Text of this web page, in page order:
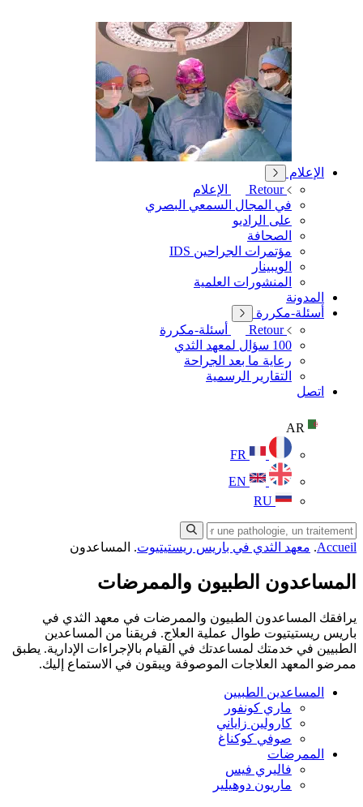
الإعلام
Retour
الإعلام
في المجال السمعي البصري
على الراديو
الصحافة
مؤتمرات الجراحين IDS
الويبينار
المنشورات العلمية
المدونة
أسئلة-مكررة
Retour
أسئلة-مكررة
100 سؤال لمعهد الثدي
رعاية ما بعد الجراحة
التقارير الرسمية
اتصل
AR
FR
EN
RU
Accueil
. معهد الثدي في باريس ريستيتيوت. المساعدون
المساعدون الطبيون والممرضات
يرافقك المساعدون الطبيون والممرضات في معهد الثدي في
باريس ريستيتيوت طوال عملية العلاج. فريقنا من المساعدين
الطبيين في خدمتك لمساعدتك في القيام بالإجراءات الإدارية. يطبق
ممرضو المعهد العلاجات الموصوفة ويبقون في الاستماع إليك.
المساعدين الطبيين
ماري كونفور
كارولين زاياني
صوفي كوكناغ
الممرضات
فاليري فيس
ماريون دوهيلير